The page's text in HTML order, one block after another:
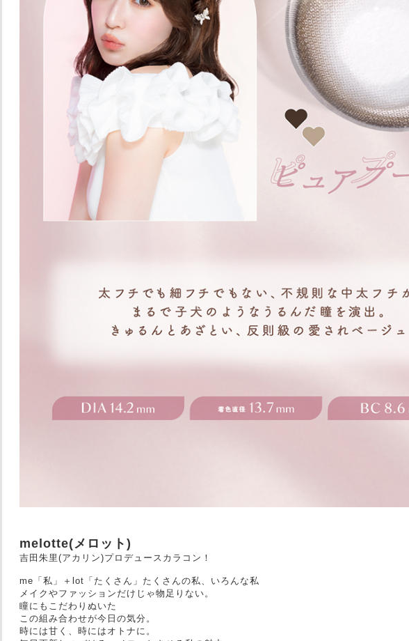
melotte(メロット)
吉田朱里(アカリン)プロデュースカラコン！
me「私」＋lot「たくさん」たくさんの私、いろんな私
メイクやファッションだけじゃ物足りない。
瞳にもこだわりぬいた
この組み合わせが今日の気分。
時には甘く、時にはオトナに。